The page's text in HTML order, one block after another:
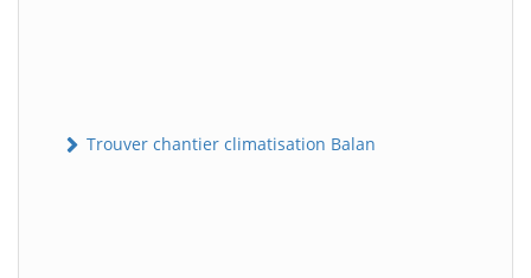
Trouver chantier climatisation Balan